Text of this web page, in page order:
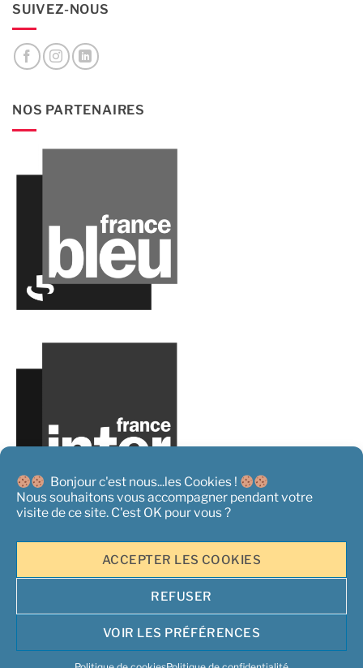
Bonjour c'est nous...les Cookies !
Nous souhaitons vous accompagner pendant votre
visite de ce site. C'est OK pour vous ?
ACCEPTER LES COOKIES
REFUSER
VOIR LES PRÉFÉRENCES
SUIVEZ-NOUS
NOS PARTENAIRES
Conditions générales de Vente|Politique de
Opper Services